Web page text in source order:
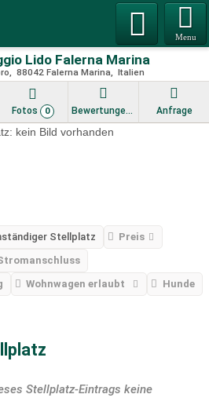
Menu
Lido Falerna Marina
88042 Falerna Marina Italien
Fotos 0 Bewertungen Anfrage
Stellplatz
Preis
Wohnwagen erlaubt
Hunde
Stellplatz-Eintrags keine